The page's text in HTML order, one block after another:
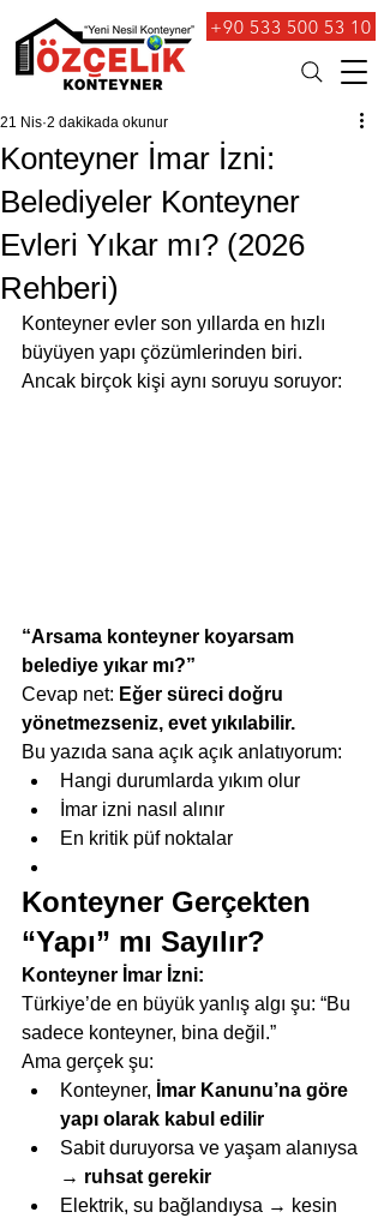
+90 533 500 53 10
Konteyner İmar İzni:
Belediyeler Konteyner
Evleri Yıkar mı? (2026
Rehberi)
21 Nis 2 dakikada okunur
Konteyner evler son yıllarda en hızlı
büyüyen yapı çözümlerinden biri.
Ancak birçok kişi aynı soruyu soruyor:
“Arsama konteyner koyarsam
belediye yıkar mı?”
Cevap net: Eğer süreci doğru
yönetmezseniz, evet yıkılabilir.
Bu yazıda sana açık açık anlatıyorum:
Hangi durumlarda yıkım olur
İmar izni nasıl alınır
En kritik püf noktalar
Konteyner Gerçekten
“Yapı” mı Sayılır?
Konteyner İmar İzni:
Türkiye’de en büyük yanlış algı şu: “Bu
sadece konteyner, bina değil.”
Ama gerçek şu:
Konteyner, İmar Kanunu’na göre
yapı olarak kabul edilir
Sabit duruyorsa ve yaşam alanıysa
→ ruhsat gerekir
Elektrik, su bağlandıysa → kesin